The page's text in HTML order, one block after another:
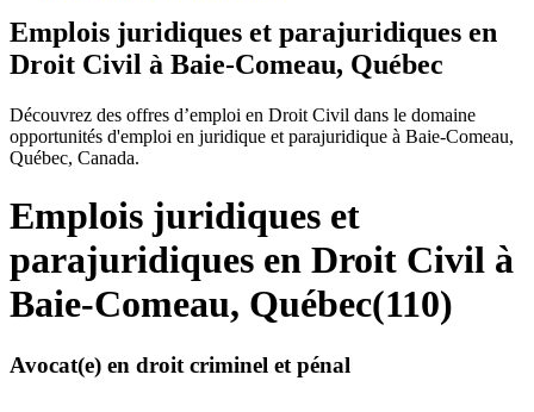
Emplois juridiques et parajuridiques en
Droit Civil à Baie-Comeau, Québec
Découvrez des offres d’emploi en Droit Civil dans le domaine
opportunités d'emploi en juridique et parajuridique à Baie-Comeau,
Québec, Canada.
Emplois juridiques et
parajuridiques en Droit Civil à
Baie-Comeau, Québec(110)
Avocat(e) en droit criminel et pénal